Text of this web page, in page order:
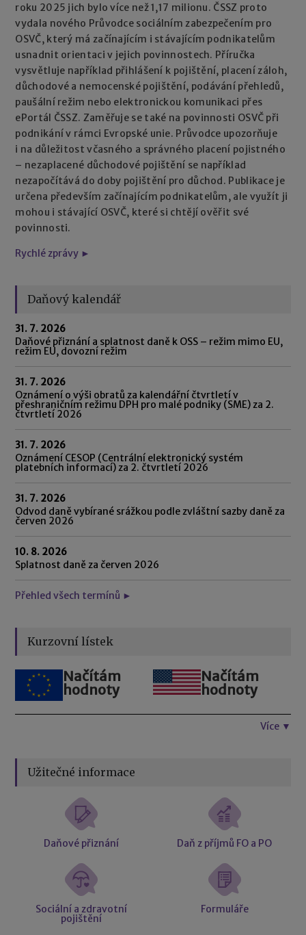
roku 2025 jich bylo více než 1,17 milionu. ČSSZ proto
vydala nového Průvodce sociálním zabezpečením pro
OSVČ, který má začínajícím i stávajícím podnikatelům
usnadnit orientaci v jejich povinnostech. Příručka
vysvětluje například přihlášení k pojištění, placení záloh,
důchodové a nemocenské pojištění, podávání přehledů,
paušální režim nebo elektronickou komunikaci přes
ePortál ČSSZ. Zaměřuje se také na povinnosti OSVČ při
podnikání v rámci Evropské unie. Průvodce upozorňuje
i na důležitost včasného a správného placení pojistného
– nezaplacené důchodové pojištění se například
nezapočítává do doby pojištění pro důchod. Publikace je
určena především začínajícím podnikatelům, ale využít ji
mohou i stávající OSVČ, které si chtějí ověřit své
povinnosti.
Rychlé zprávy ►
Daňový kalendář
31. 7. 2026
Daňové přiznání a splatnost daně k OSS – režim mimo EU,
režim EU, dovozní režim
31. 7. 2026
Oznámení o výši obratů za kalendářní čtvrtletí v
přeshraničním režimu DPH pro malé podniky (SME) za 2.
čtvrtletí 2026
31. 7. 2026
Oznámení CESOP (Centrální elektronický systém
platebních informací) za 2. čtvrtletí 2026
31. 7. 2026
Odvod daně vybírané srážkou podle zvláštní sazby daně za
červen 2026
10. 8. 2026
Splatnost daně za červen 2026
Přehled všech termínů ►
Kurzovní lístek
Načítám
hodnoty
Načítám
hodnoty
Více ▼
Užitečné informace
Daňové přiznání Daň z příjmů FO a PO
Sociální a zdravotní
pojištění
Formuláře